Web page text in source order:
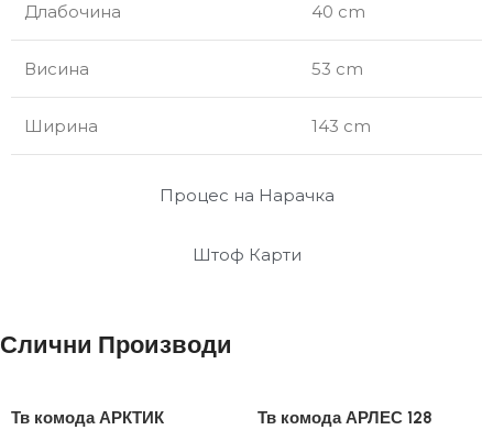
Процес на Нарачка
Штоф Карти
Длабочина 40 cm
Висина 53 cm
Ширина 143 cm
Слични Производи
Тв комода АРКТИК Тв комода АРЛЕС 128